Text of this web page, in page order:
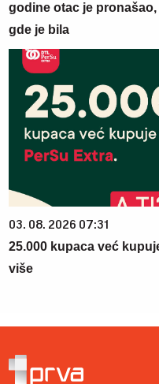
godine otac je
gde je bila
03. 08. 2026 07:31
25.000 kupaca već
više